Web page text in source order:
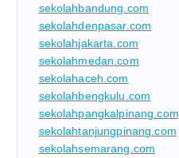
sekolahbandung.com
sekolahdenpasar.com
sekolahjakarta.com
sekolahmedan.com
sekolahaceh.com
sekolahbengkulu.com
sekolahpangkalpinang.com
sekolahtanjungpinang.com
sekolahsemarang.com